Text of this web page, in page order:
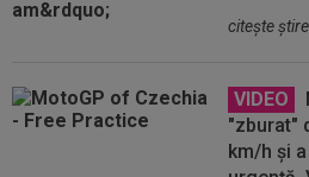
citeşte
VIDEO
"zburat"
km/h și